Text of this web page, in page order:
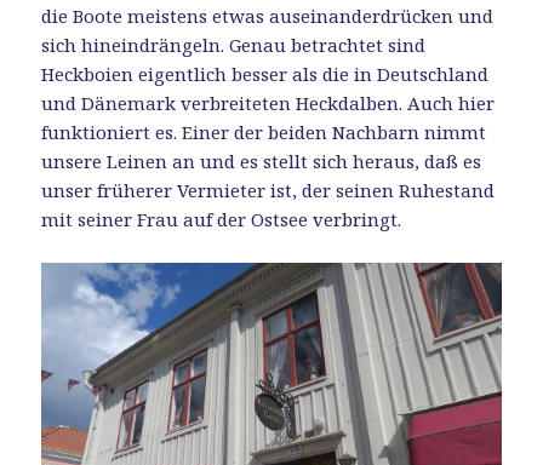
die Boote meistens etwas auseinanderdrücken und
sich hineindrängeln. Genau betrachtet sind
Heckboien eigentlich besser als die in Deutschland
und Dänemark verbreiteten Heckdalben. Auch hier
funktioniert es. Einer der beiden Nachbarn nimmt
unsere Leinen an und es stellt sich heraus, daß es
unser früherer Vermieter ist, der seinen Ruhestand
mit seiner Frau auf der Ostsee verbringt.